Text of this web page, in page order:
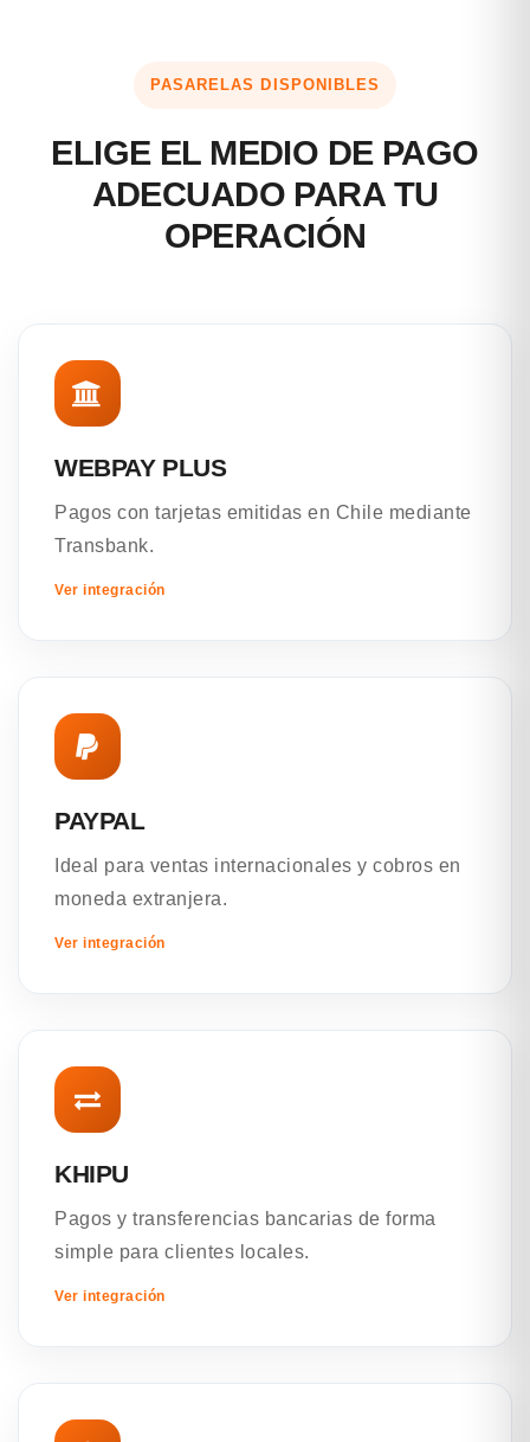
PASARELAS DISPONIBLES
ELIGE EL MEDIO DE PAGO
ADECUADO PARA TU
OPERACIÓN
WEBPAY PLUS
Pagos con tarjetas emitidas en Chile mediante
Transbank.
Ver integración
PAYPAL
Ideal para ventas internacionales y cobros en
moneda extranjera.
Ver integración
KHIPU
Pagos y transferencias bancarias de forma
simple para clientes locales.
Ver integración